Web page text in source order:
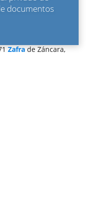
documentos
Zafrade Záncara,